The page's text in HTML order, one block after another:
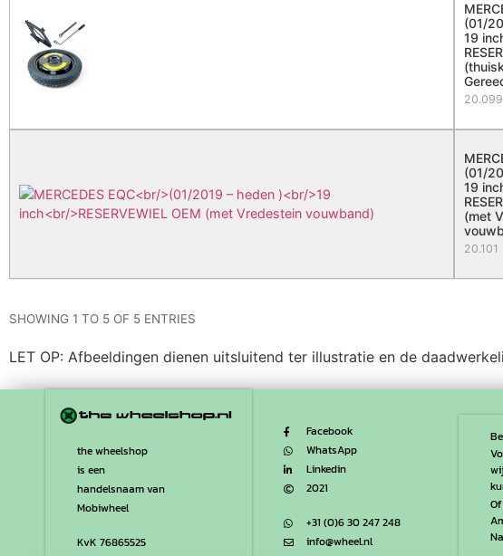
(01/
19
20.099
(01/
19
(met
20.101
SHOWING 1 TO 5 OF 5 ENTRIES
LET OP: Afbeeldingen dienen uitsluitend ter illustratie en de
the wheelshop
is een
handelsnaam van
Mobiwheel
KvK 76865525
Facebook
WhatsApp
Linkedin
2021
+31 (0)6 30 247 248
info@wheel.nl